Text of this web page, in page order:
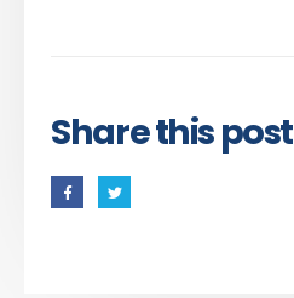
Share this post